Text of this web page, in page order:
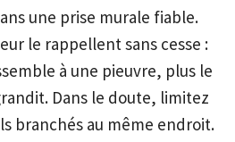
une prise murale fiable.
le rappellent sans cesse :
à une pieuvre, plus le
Dans le doute, limitez
branchés au même endroit.